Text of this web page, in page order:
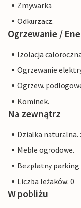
Zmywarka
Odkurzacz.
Ogrzewanie /
Izolacja
Ogrzewanie
Ogrzew.
Kominek.
Na zewnątrz
Dzialka naturalna.
Meble ogrodowe.
Bezplatny parking
Liczba leżaków: 0
W pobliżu